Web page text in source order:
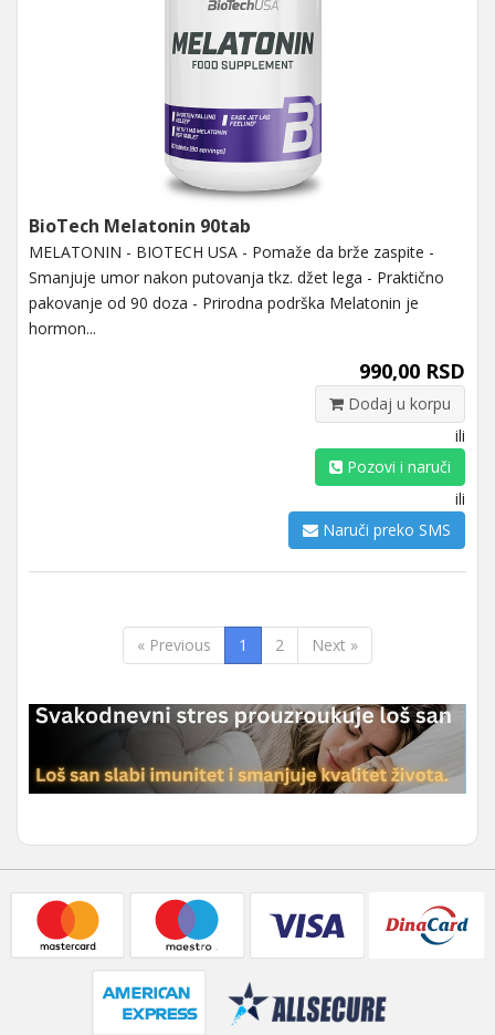
BioTech Melatonin 90tab
MELATONIN - BIOTECH USA - Pomaže da brže zaspite -
Smanjuje umor nakon putovanja tkz. džet lega - Praktično
pakovanje od 90 doza - Prirodna podrška Melatonin je
hormon...
990,00 RSD
Dodaj u korpu
ili
Pozovi i naruči
ili
Naruči preko SMS
« Previous 1 2 Next »